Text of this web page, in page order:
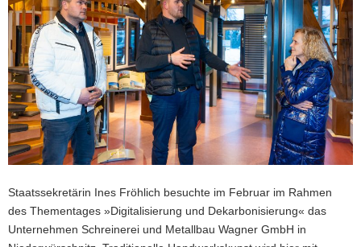
a
v
i
g
a
t
i
o
n
Staatssekretärin Ines Fröhlich besuchte im Februar im Rahmen
des Thementages »Digitalisierung und Dekarbonisierung« das
Unternehmen Schreinerei und Metallbau Wagner GmbH in